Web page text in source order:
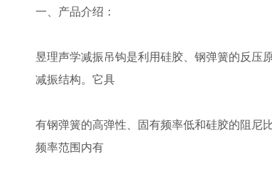
一、产品介绍：
昱理声学减振吊钩是利用硅胶、钢弹簧的反压
减振结构。它具
有钢弹簧的高弹性、固有频率低和硅胶的阻尼
频率范围内有